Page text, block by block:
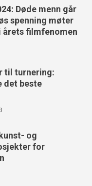
Døde menn går
spenning møter
årets filmfenomen
til turnering:
det beste
og
for